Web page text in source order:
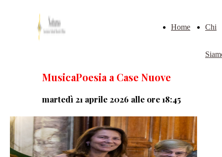
Home Chi
MusicaPoesia a Case Nuove
martedì 21 aprile 2026 alle ore 18:45